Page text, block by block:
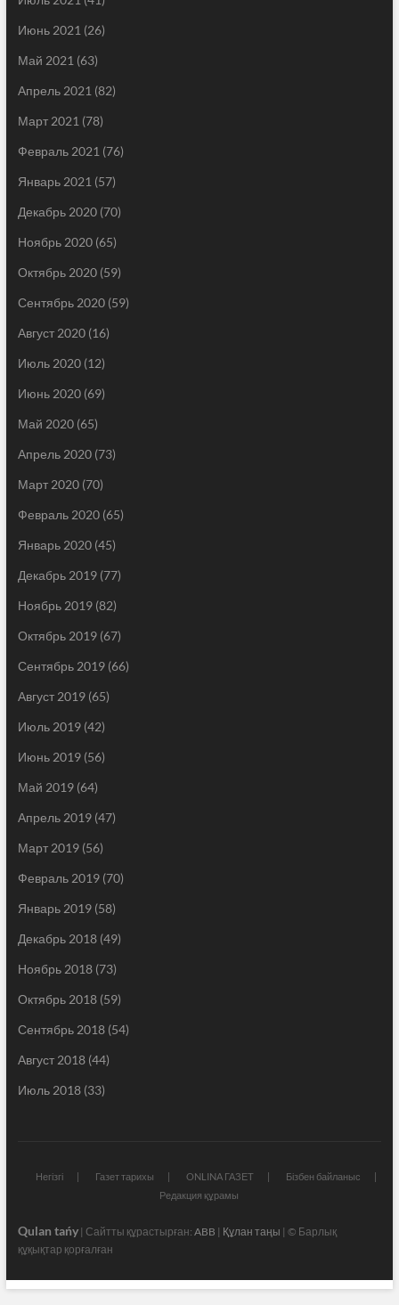
Июнь 2021 (26)
Май 2021 (63)
Апрель 2021 (82)
Март 2021 (78)
Февраль 2021 (76)
Январь 2021 (57)
Декабрь 2020(70)
Ноябрь 2020(65)
Октябрь 2020(59)
Сентябрь 2020(59)
Август 2020(16)
Июль 2020(12)
Июнь 2020(69)
Май 2020(65)
Апрель 2020(73)
Март 2020(70)
Февраль 2020(65)
Январь 2020(45)
Декабрь 2019(77)
Ноябрь 2019(82)
Октябрь 2019(67)
Сентябрь 2019(66)
Август 2019(65)
Июль 2019(42)
Июнь 2019(56)
Май 2019(64)
Апрель 2019(47)
Март 2019(56)
Февраль 2019(70)
Январь 2019(58)
Декабрь 2018(49)
Ноябрь 2018(73)
Октябрь 2018(59)
Сентябрь 2018(54)
Август 2018(44)
Июль 2018(33)
Негізгі Газет тарихы ONLINA ГАЗЕТ
Бізбен байланыс
Редакция құрамы
Qulan tańy| Сайтты құрастырған: ABB | Құлан таңы | © Барлық
құқықтар қорғалған